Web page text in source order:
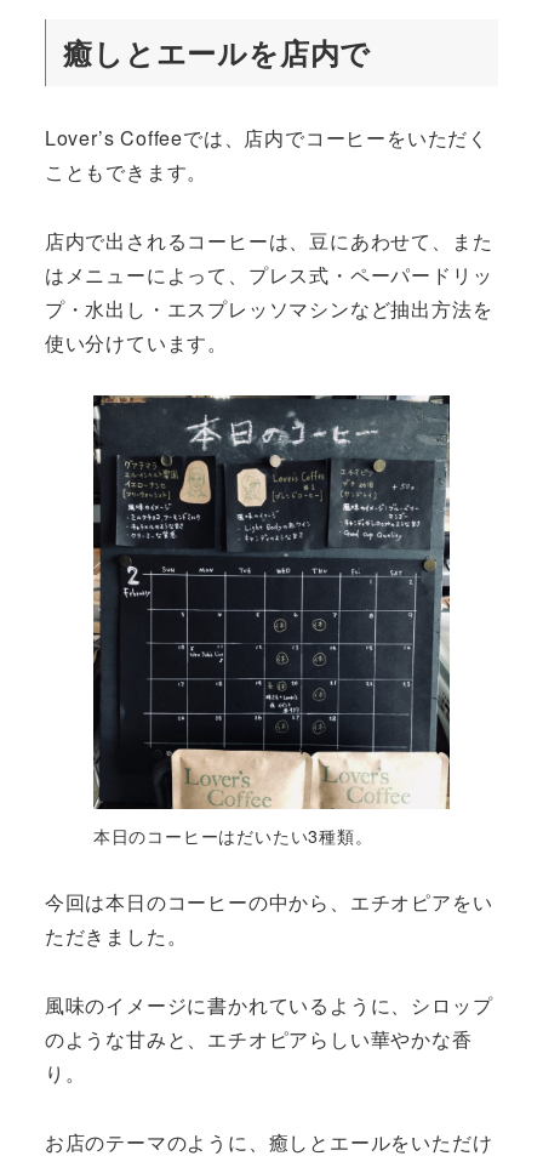
癒しとエールを店内で
Lover’s Coffeeでは、店内でコーヒーをいただく
こともできます。
店内で出されるコーヒーは、豆にあわせて、また
はメニューによって、プレス式・ペーパードリッ
プ・水出し・エスプレッソマシンなど抽出方法を
使い分けています。
本日のコーヒーはだいたい3種類。
今回は本日のコーヒーの中から、エチオピアをい
ただきました。
風味のイメージに書かれているように、シロップ
のような甘みと、エチオピアらしい華やかな香
り。
お店のテーマのように、癒しとエールをいただけ